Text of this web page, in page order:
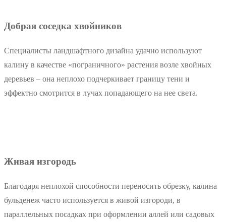
Добрая соседка хвойников
Специалисты ландшафтного дизайна удачно используют
калину в качестве «пограничного» растения возле хвойных
деревьев – она неплохо подчеркивает границу тени и
эффектно смотрится в лучах попадающего на нее света.
Живая изгородь
Благодаря неплохой способности переносить обрезку, калина
бульденеж часто используется в живой изгороди, в
параллельных посадках при оформлении аллей или садовых